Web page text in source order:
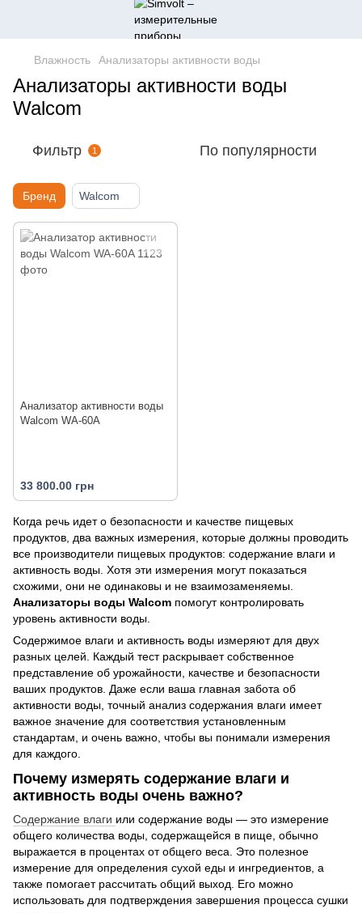
Влажность Анализаторы активности воды
Анализаторы активности воды
Walcom
Фильтр 1 По популярности
Бренд Walcom
Анализатор активности воды
Walcom WA-60A
33 800.00 грн
Когда речь идет о безопасности и качестве пищевых
продуктов, два важных измерения, которые должны проводить
все производители пищевых продуктов: содержание влаги и
активность воды. Хотя эти измерения могут показаться
схожими, они не одинаковы и не взаимозаменяемы.
Анализаторы воды Walcom помогут контролировать
уровень активности воды.
Содержимое влаги и активность воды измеряют для двух
разных целей. Каждый тест раскрывает собственное
представление об урожайности, качестве и безопасности
ваших продуктов. Даже если ваша главная забота об
активности воды, точный анализ содержания влаги имеет
важное значение для соответствия установленным
стандартам, и очень важно, чтобы вы понимали измерения
для каждого.
Почему измерять содержание влаги и
активность воды очень важно?
Содержание влаги или содержание воды — это измерение
общего количества воды, содержащейся в пище, обычно
выражается в процентах от общего веса. Это полезное
измерение для определения сухой еды и ингредиентов, а
также помогает рассчитать общий выход. Его можно
использовать для подтверждения завершения процесса сушки